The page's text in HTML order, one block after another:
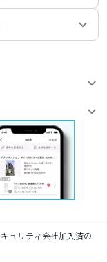
ュリティ会社加入済の